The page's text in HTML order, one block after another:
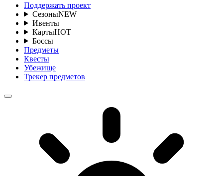
Поддержать проект
СезоныNEW
Ивенты
КартыHOT
Боссы
Предметы
Квесты
Убежище
Трекер предметов